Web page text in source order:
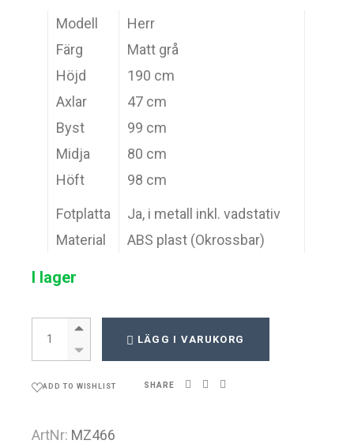
Modell
Herr
Färg
Matt grå
Höjd
190 cm
Axlar
47 cm
Byst
99 cm
Midja
80 cm
Höft
98 cm
Fotplatta
Ja, i metall inkl. vadstativ
Material
ABS plast (Okrossbar)
I lager
Monza 466 quantity
LÄGG I VARUKORG
ADD TO WISHLIST SHARE
ArtNr: MZ466